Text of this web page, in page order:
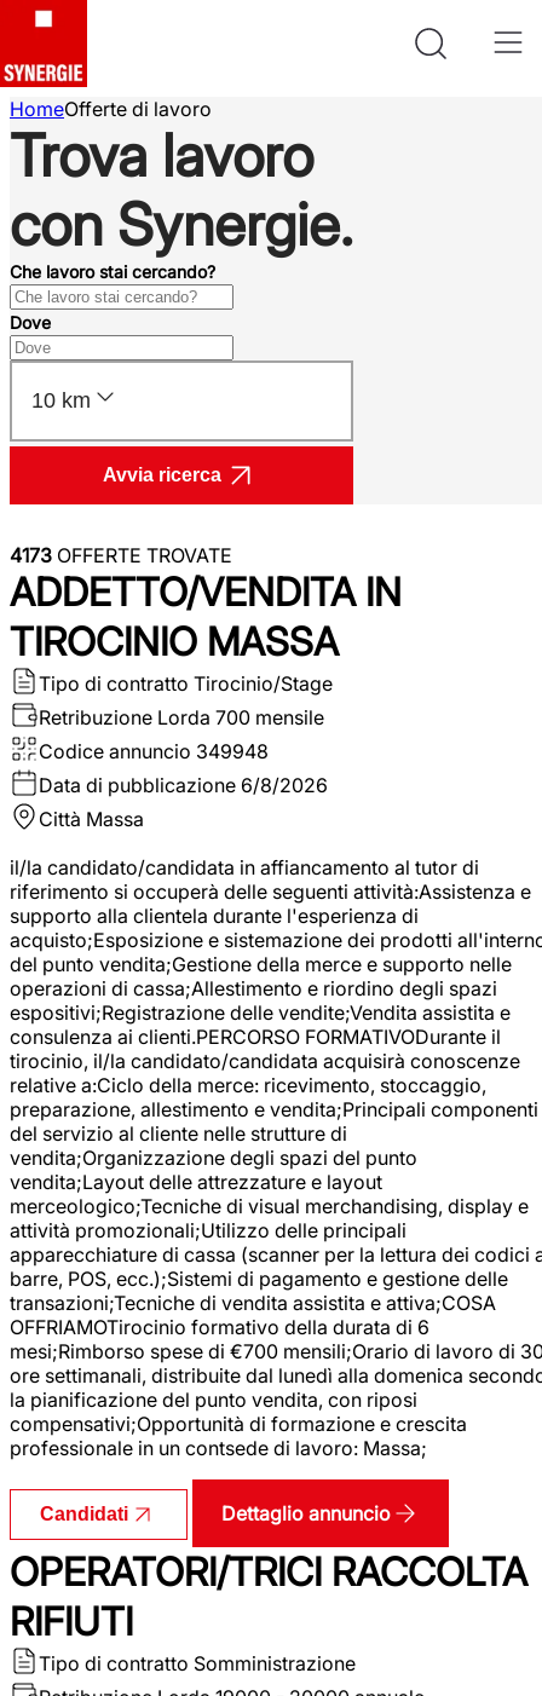
HomeOfferte di lavoro
Trova lavoro
con Synergie.
Che lavoro stai cercando?
Dove
10 km
Avvia ricerca
4173 OFFERTE TROVATE
ADDETTO/VENDITA IN
TIROCINIO MASSA
Tipo di contratto Tirocinio/Stage
Retribuzione Lorda 700 mensile
Codice annuncio 349948
Data di pubblicazione 6/8/2026
Città Massa
il/la candidato/candidata in affiancamento al tutor di
riferimento si occuperà delle seguenti attività:Assistenza e
supporto alla clientela durante l'esperienza di
acquisto;Esposizione e sistemazione dei prodotti
del punto vendita;Gestione della merce e supporto nelle
operazioni di cassa;Allestimento e riordino degli spazi
espositivi;Registrazione delle vendite;Vendita assistita e
consulenza ai clienti.PERCORSO FORMATIVODurante il
tirocinio, il/la candidato/candidata acquisirà conoscenze
relative a:Ciclo della merce: ricevimento, stoccaggio,
preparazione, allestimento e vendita;Principali componenti
del servizio al cliente nelle strutture di
vendita;Organizzazione degli spazi del punto
vendita;Layout delle attrezzature e layout
merceologico;Tecniche di visual merchandising, display e
attività promozionali;Utilizzo delle principali
apparecchiature di cassa (scanner per la lettura dei codici
barre, POS, ecc.);Sistemi di pagamento e gestione delle
transazioni;Tecniche di vendita assistita e attiva;COSA
OFFRIAMOTirocinio formativo della durata di 6
mesi;Rimborso spese di €700 mensili;Orario di lavoro di
ore settimanali, distribuite dal lunedì alla domenica
la pianificazione del punto vendita, con riposi
compensativi;Opportunità di formazione e crescita
professionale in un contsede di lavoro: Massa;
Candidati Dettaglio annuncio
OPERATORI/TRICI RACCOLTA
RIFIUTI
Tipo di contratto Somministrazione